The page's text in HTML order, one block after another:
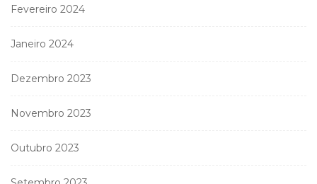
Fevereiro 2024
Janeiro 2024
Dezembro 2023
Novembro 2023
Outubro 2023